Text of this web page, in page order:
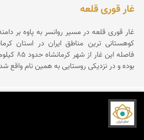
غار قوری قلعه
غار قوری قلعه در مسیر روانسر به پاوه بر
کوهستانی ترین مناطق ایران در استان
بوده و در نزدیکی روستایی به همین نام واقع